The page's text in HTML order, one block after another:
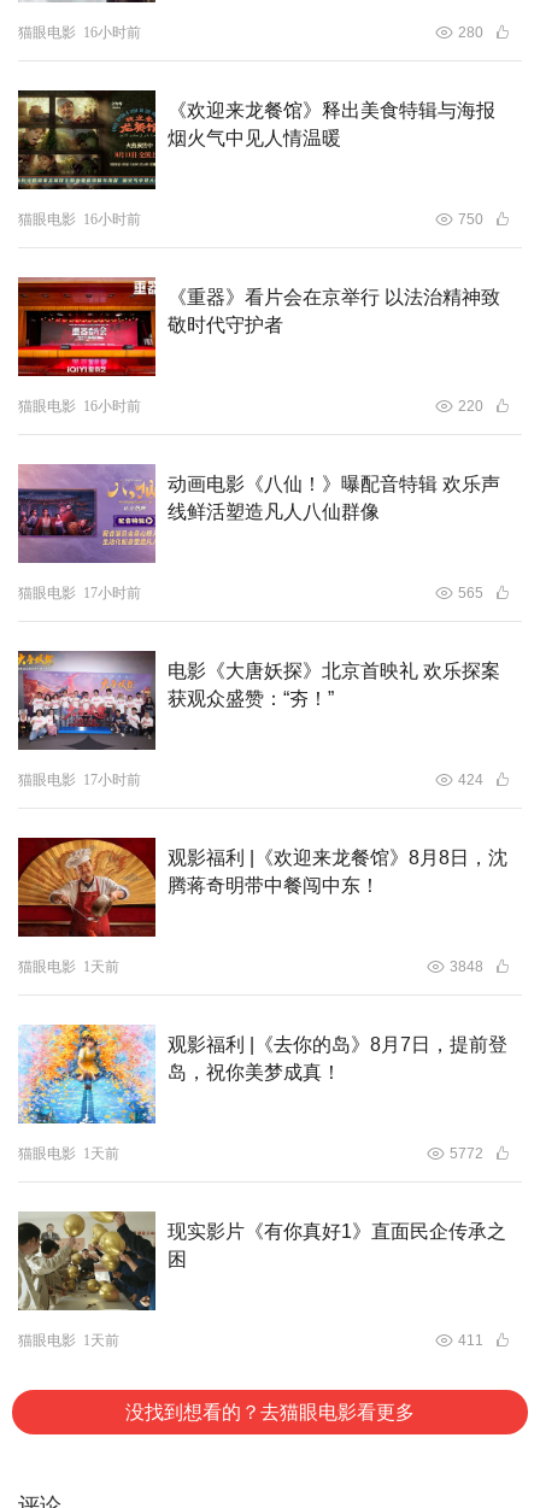
猫眼电影 16小时前 280
《欢迎来龙餐馆》释出美食特辑与海报
烟火气中见人情温暖
猫眼电影 16小时前 750
《重器》看片会在京举行 以法治精神致
敬时代守护者
猫眼电影 16小时前 220
动画电影《八仙！》曝配音特辑 欢乐声
线鲜活塑造凡人八仙群像
猫眼电影 17小时前 565
电影《大唐妖探》北京首映礼 欢乐探案
获观众盛赞：“夯！”
猫眼电影 17小时前 424
观影福利 |《欢迎来龙餐馆》8月8日，沈
腾蒋奇明带中餐闯中东！
猫眼电影 1天前 3848
观影福利 |《去你的岛》8月7日，提前登
岛，祝你美梦成真！
猫眼电影 1天前 5772
现实影片《有你真好1》直面民企传承之
困
猫眼电影 1天前 411
没找到想看的？去猫眼电影看更多